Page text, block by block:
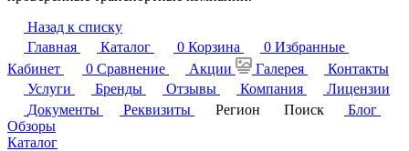
Назад к списку
Главная
Каталог 0 Корзина 0 Избранные
Кабинет
0 Сравнение Акции Галерея
Контакты
Услуги
Бренды Отзывы Компания
Лицензии
Документы
Реквизиты Регион Поиск
Блог
Обзоры
Каталог